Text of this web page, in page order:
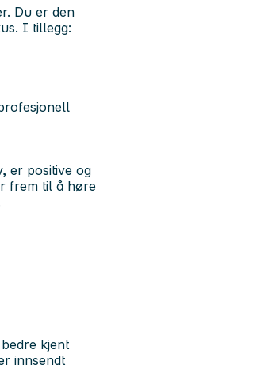
Du er den
I tillegg:
er positive og
frem til å høre
kjent
innsendt